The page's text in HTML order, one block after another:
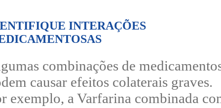
INTERAÇÕES
combinações de
causar efeitos colaterais graves.
exemplo, a Varfarina combinada